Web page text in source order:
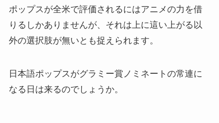
ポップスが全米で評価されるにはアニメの力を借
りるしかありませんが、それは上に這い上がる以
外の選択肢が無いとも捉えられます。
日本語ポップスがグラミー賞ノミネートの常連に
なる日は来るのでしょうか。